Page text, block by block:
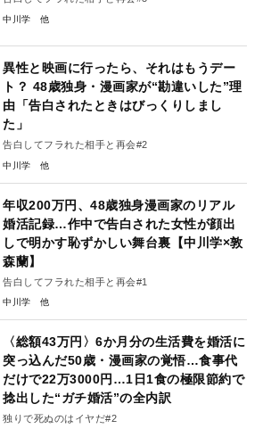
中川学
異性と映画に行ったら、それはもうデー
ト？ 48歳独身・漫画家が“勘違いした”理
由「告白されたときはびっくりしまし
た」
告白してフラれた相手と再会#2
中川学
年収200万円、48歳独身漫画家のリアル
婚活記録…作中で告白された女性が顔出
しで明かす恥ずかしい舞台裏【中川学×敦
森蘭】
告白してフラれた相手と再会#1
中川学
〈総額43万円〉6か月分の生活費を婚活に
突っ込んだ50歳・漫画家の覚悟…食事代
だけで22万3000円…1日1食の極限節約で
捻出した“ガチ婚活”の全内訳
独りで死ぬのはイヤだ#2